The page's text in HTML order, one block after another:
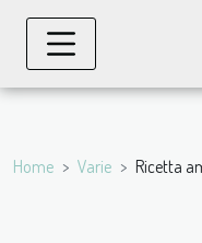
Home Varie Ricetta